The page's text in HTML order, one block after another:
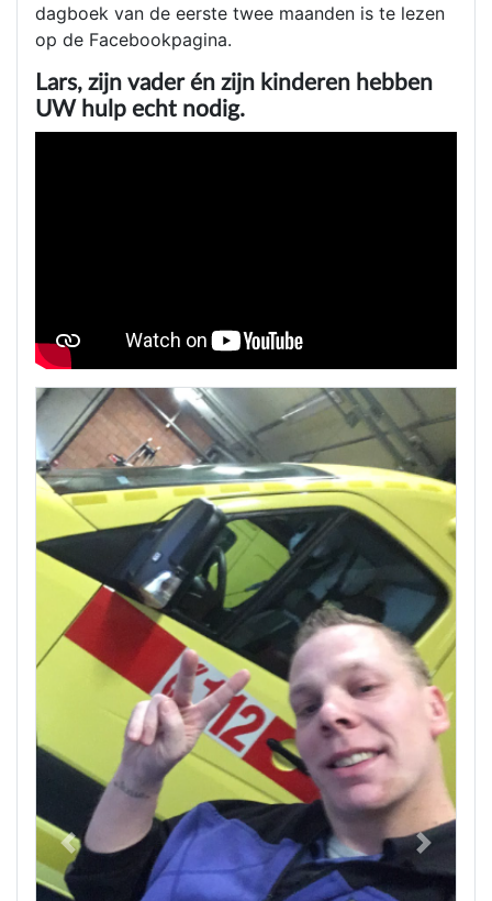
Previous Next
dagboek van de eerste twee maanden is te lezen
op de Facebookpagina.
Lars, zijn vader én zijn kinderen hebben
UW hulp echt nodig.